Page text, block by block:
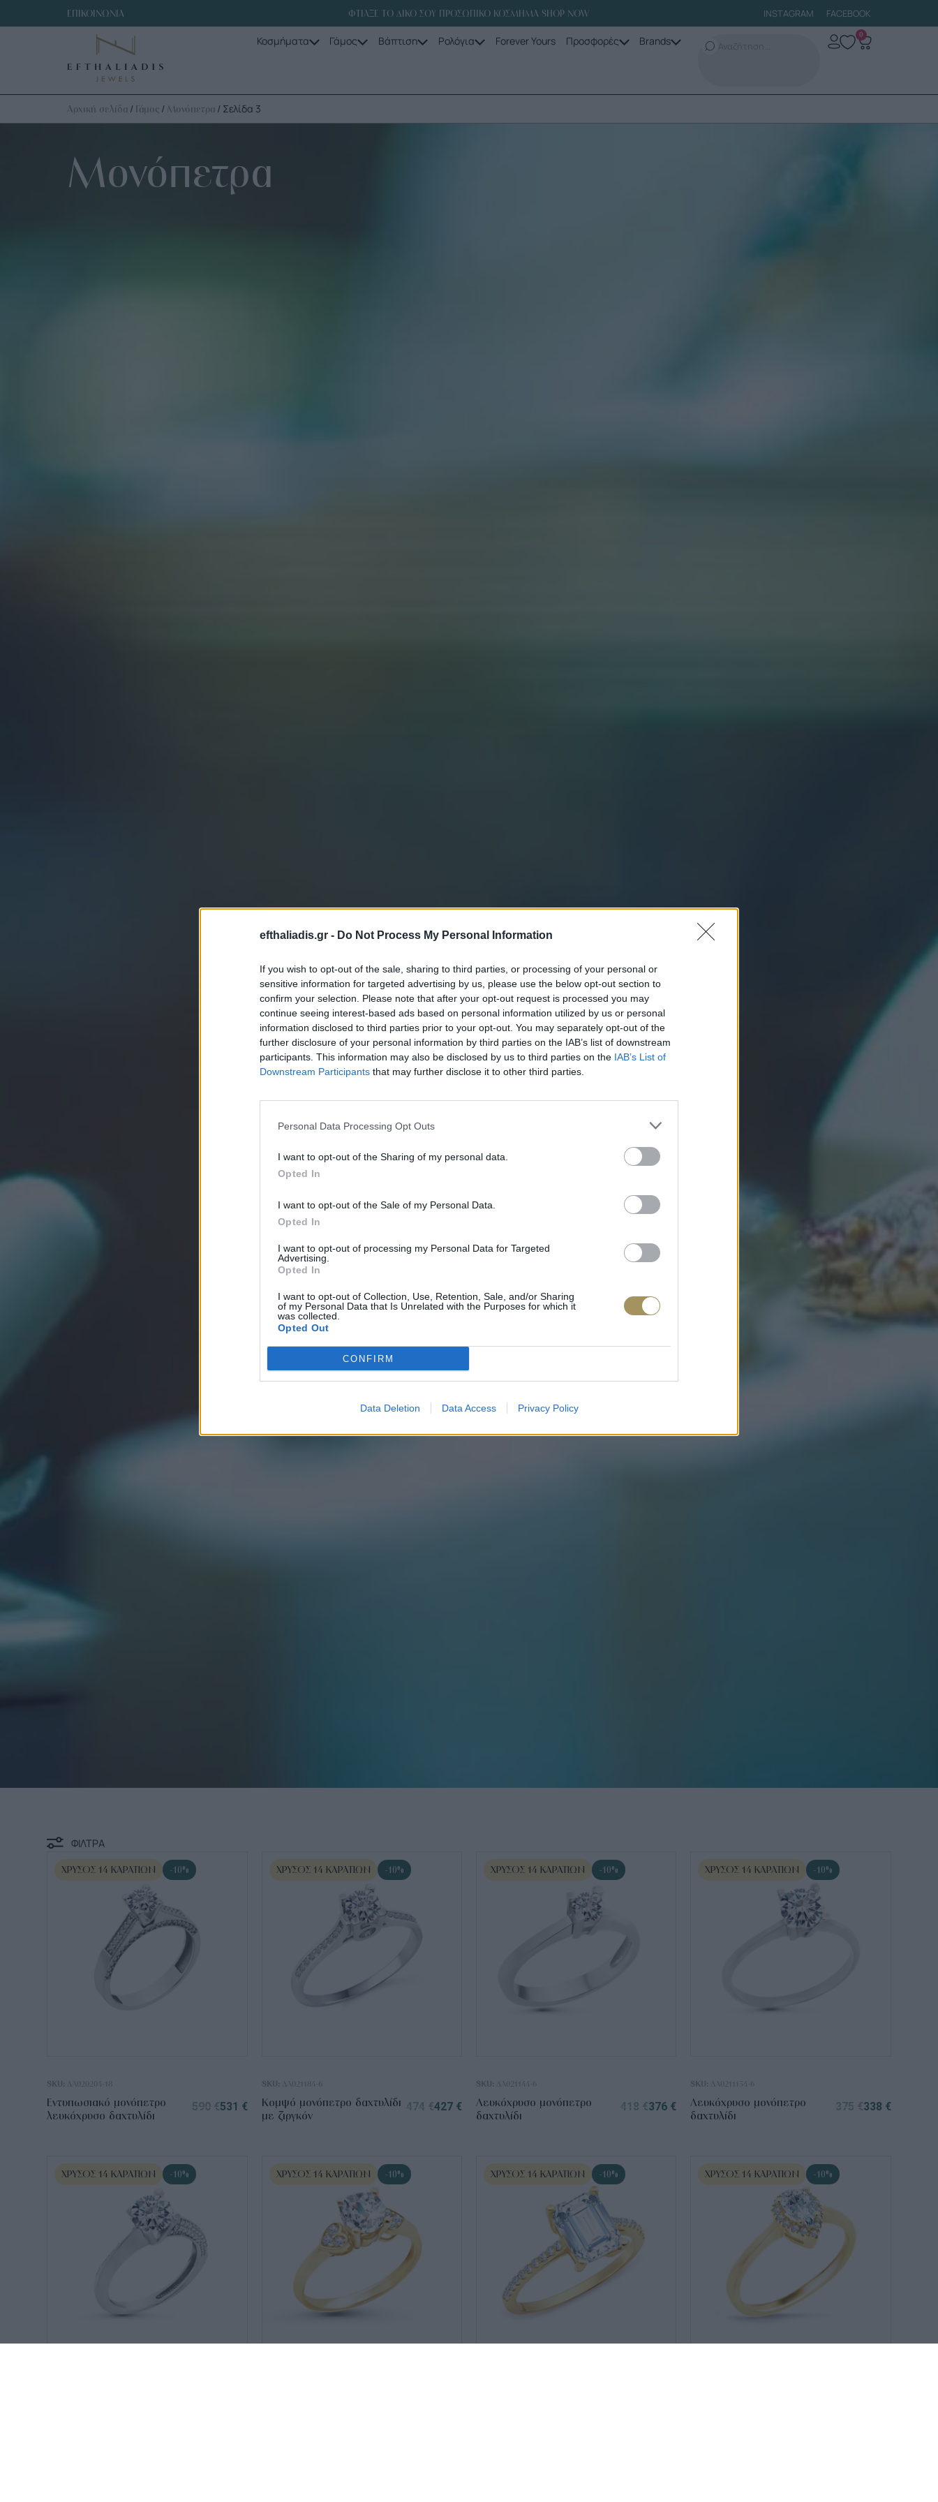
efthaliadis.gr - Do Not Process My Personal Information
If you wish to opt-out of the sale, sharing to third parties, or processing of your personal or
sensitive information for targeted advertising by us, please use the below opt-out section to
confirm your selection. Please note that after your opt-out request is processed you may
continue seeing interest-based ads based on personal information utilized by us or personal
information disclosed to third parties prior to your opt-out. You may separately opt-out of the
further disclosure of your personal information by third parties on the IAB’s list of downstream
participants. This information may also be disclosed by us to third parties on the IAB’s List of
Downstream Participants that may further disclose it to other third parties.
Personal Data Processing Opt Outs
I want to opt-out of the Sharing of my personal data.
Opted In
I want to opt-out of the Sale of my Personal Data.
Opted In
I want to opt-out of processing my Personal Data for Targeted
Advertising.
Opted In
I want to opt-out of Collection, Use, Retention, Sale, and/or Sharing
of my Personal Data that Is Unrelated with the Purposes for which it
was collected.
Opted Out
CONFIRM
Data Deletion Data Access Privacy Policy
ΕΠΙΚΟΙΝΩΝΙΑ ΦΤΙΑΞΕ ΤΟ ΔΙΚΟ ΣΟΥ ΠΡΟΣΩΠΙΚΟ ΚΟΣΜΗΜΑ SHOP NOW INSTAGRAM FACEBOOK
Κοσμήματα Γάμος Βάπτιση Ρολόγια Forever Yours Προσφορές Brands 0
Αρχική σελίδα / Γάμος / Μονόπετρα / Σελίδα 3
Μονόπετρα
ΦΙΛΤΡΑ
ΧΡΥΣΌΣ 14 ΚΑΡΑΤΊΩΝ -10%
SKU: ΔΑ020204-18
Εντυπωσιακό μονόπετρο
λευκόχρυσο δαχτυλίδι
590 €531 €
ΧΡΥΣΌΣ 14 ΚΑΡΑΤΊΩΝ -10%
SKU: ΔΑ021184-6
Κομψό μονόπετρο δαχτυλίδι
με ζιργκόν
474 €427 €
ΧΡΥΣΌΣ 14 ΚΑΡΑΤΊΩΝ -10%
SKU: ΔΑ021144-6
Λευκόχρυσο μονόπετρο
δαχτυλίδι
418 €376 €
ΧΡΥΣΌΣ 14 ΚΑΡΑΤΊΩΝ -10%
SKU: ΔΑ0211134-6
Λευκόχρυσο μονόπετρο
δαχτυλίδι
375 €338 €
ΧΡΥΣΌΣ 14 ΚΑΡΑΤΊΩΝ -10% ΧΡΥΣΌΣ 14 ΚΑΡΑΤΊΩΝ -10% ΧΡΥΣΌΣ 14 ΚΑΡΑΤΊΩΝ -10% ΧΡΥΣΌΣ 14 ΚΑΡΑΤΊΩΝ -10%